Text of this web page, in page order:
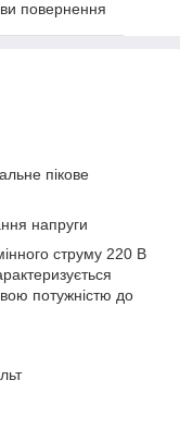
повернення
пікове
напруги
струму 220 В
потужністю до